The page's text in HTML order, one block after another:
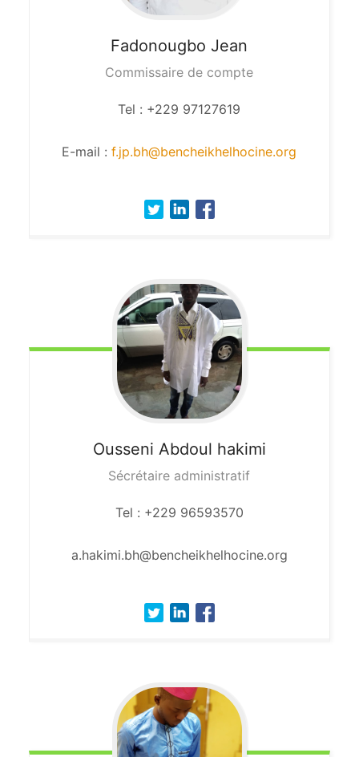
Fadonougbo Jean
Commissaire de compte
Tel : +229 97127619
E-mail :f.jp.bh@bencheikhelhocine.org
Ousseni Abdoul hakimi
Sécrétaire administratif
Tel : +229 96593570
a.hakimi.bh@bencheikhelhocine.org